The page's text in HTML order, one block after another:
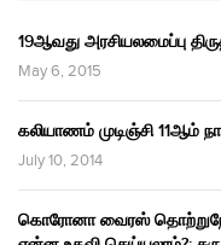
19ஆவது அரசியலமைப்பு
May 6, 2015
கலியாணம் முடிஞ்சி 11ஆம்
July 10, 2014
கொரோனா வைரஸ்